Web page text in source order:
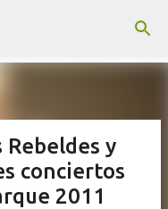
Rebeldes y
conciertos
2011